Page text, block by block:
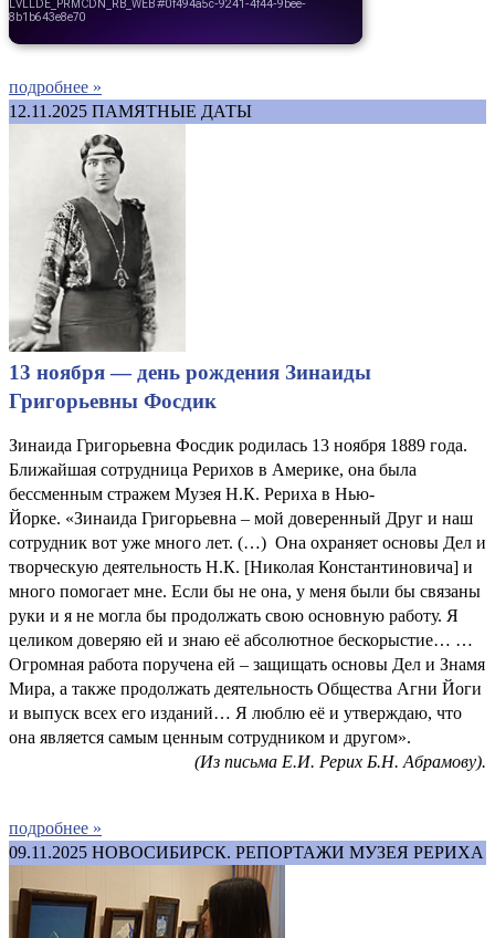
подробнее »
12.11.2025 ПАМЯТНЫЕ ДАТЫ
13 ноября — день рождения Зинаиды
Григорьевны Фосдик
Зинаида Григорьевна Фосдик родилась 13 ноября 1889 года.
Ближайшая сотрудница Рерихов в Америке, она была
бессменным стражем Музея Н.К. Рериха в Нью-
Йорке. «Зинаида Григорьевна – мой доверенный Друг и наш
сотрудник вот уже много лет. (…) Она охраняет основы Дел и
творческую деятельность Н.К. [Николая Константиновича] и
много помогает мне. Если бы не она, у меня были бы связаны
руки и я не могла бы продолжать свою основную работу. Я
целиком доверяю ей и знаю её абсолютное бескорыстие… …
Огромная работа поручена ей – защищать основы Дел и Знамя
Мира, а также продолжать деятельность Общества Агни Йоги
и выпуск всех его изданий… Я люблю её и утверждаю, что
она является самым ценным сотрудником и другом».
(Из письма Е.И. Рерих Б.Н. Абрамову).
подробнее »
09.11.2025 НОВОСИБИРСК. РЕПОРТАЖИ МУЗЕЯ РЕРИХА